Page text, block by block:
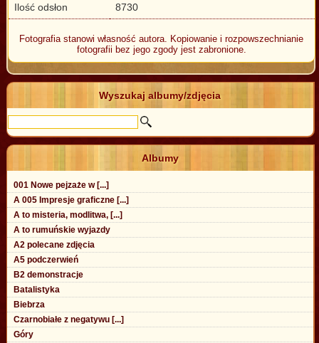
Ilość odsłon 8730
Fotografia stanowi własność autora. Kopiowanie i rozpowszechnianie
fotografii bez jego zgody jest zabronione.
Wyszukaj albumy/zdjęcia
Albumy
001 Nowe pejzaże w [...]
A 005 Impresje graficzne [...]
A to misteria, modlitwa, [...]
A to rumuńskie wyjazdy
A2 polecane zdjęcia
A5 podczerwień
B2 demonstracje
Batalistyka
Biebrza
Czarnobiałe z negatywu [...]
Góry